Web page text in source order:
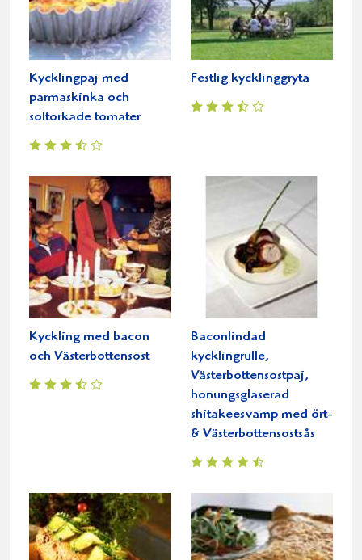
Kycklingpaj med
parmaskinka och
soltorkade tomater
Festlig kycklinggryta
Kyckling med bacon
och Västerbottensost
Baconlindad
kycklingrulle,
Västerbottensostpaj,
honungsglaserad
shitakeesvamp med ört-
& Västerbottensostsås